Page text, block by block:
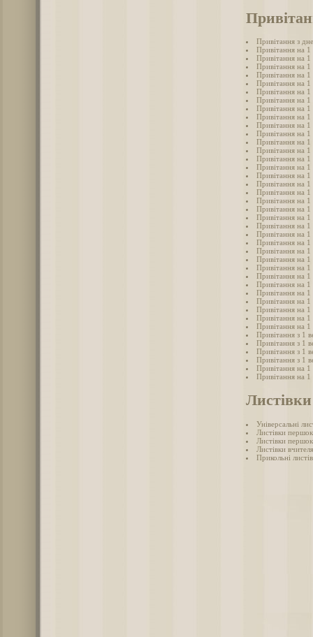
Привітання з
Привітання на 1
Привітання на
Привітання на
Привітання на
Привітання на
Привітання на 1
Привітання на 1
Привітання на
Привітання на
Привітання на 1
Привітання на 1
Привітання на 1
Привітання на 1
Привітання на 1
Привітання на 1
Привітання на 1
Привітання на 1
Привітання на 1
Привітання на 1
Привітання на 1
Привітання на
Привітання на 1
Привітання на 1
Привітання на 1
Привітання на 1
Привітання на 1
Привітання на
Привітання на 1
Привітання на 1
Привітання на 1
Привітання на 1
Привітання на 1
Привітання на 1
Привітання на 1
Привітання з 1
Привітання з 1
Привітання з 1
Привітання з 1
Привітання на 1
Привітання на 1
Універсальні
Листівки
Листівки
Листівки
Прикольні